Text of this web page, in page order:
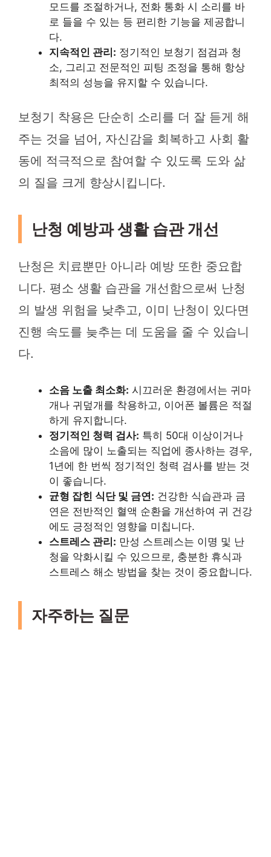
모드를 조절하거나, 전화 통화 시 소리를 바
로 들을 수 있는 등 편리한 기능을 제공합니
다.
지속적인 관리: 정기적인 보청기 점검과 청
소, 그리고 전문적인 피팅 조정을 통해 항상
최적의 성능을 유지할 수 있습니다.
보청기 착용은 단순히 소리를 더 잘 듣게 해
주는 것을 넘어, 자신감을 회복하고 사회 활
동에 적극적으로 참여할 수 있도록 도와 삶
의 질을 크게 향상시킵니다.
난청 예방과 생활 습관 개선
난청은 치료뿐만 아니라 예방 또한 중요합
니다. 평소 생활 습관을 개선함으로써 난청
의 발생 위험을 낮추고, 이미 난청이 있다면
진행 속도를 늦추는 데 도움을 줄 수 있습니
다.
소음 노출 최소화: 시끄러운 환경에서는 귀마
개나 귀덮개를 착용하고, 이어폰 볼륨은 적절
하게 유지합니다.
정기적인 청력 검사: 특히 50대 이상이거나
소음에 많이 노출되는 직업에 종사하는 경우,
1년에 한 번씩 정기적인 청력 검사를 받는 것
이 좋습니다.
균형 잡힌 식단 및 금연: 건강한 식습관과 금
연은 전반적인 혈액 순환을 개선하여 귀 건강
에도 긍정적인 영향을 미칩니다.
스트레스 관리: 만성 스트레스는 이명 및 난
청을 악화시킬 수 있으므로, 충분한 휴식과
스트레스 해소 방법을 찾는 것이 중요합니다.
자주하는 질문